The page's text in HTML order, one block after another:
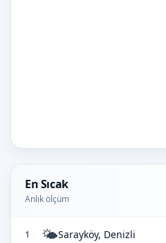
En Sıcak
Anlık ölçüm
1 🌤️Sarayköy, Denizli